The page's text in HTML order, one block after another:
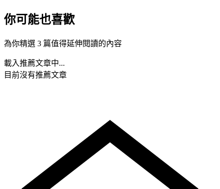
你可能也喜歡
為你精選 3 篇值得延伸閱讀的內容
載入推薦文章中...
目前沒有推薦文章